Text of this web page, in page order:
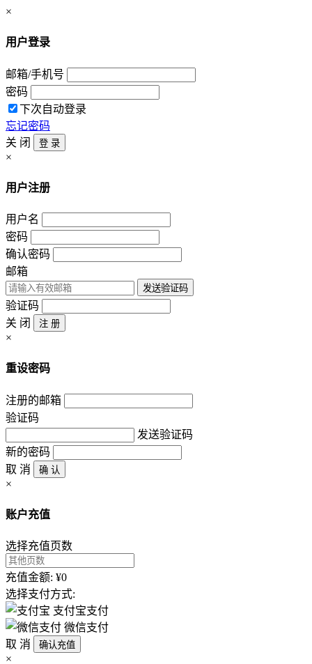
×
用户登录
邮箱/手机号
密码
下次自动登录
忘记密码
关 闭
登 录
×
用户注册
用户名
密码
确认密码
邮箱
发送验证码
验证码
关 闭
注 册
×
重设密码
注册的邮箱
验证码
发送验证码
新的密码
取 消
确 认
×
账户充值
选择充值页数
充值金额: ¥0
选择支付方式:
支付宝支付
微信支付
取 消
确认充值
×